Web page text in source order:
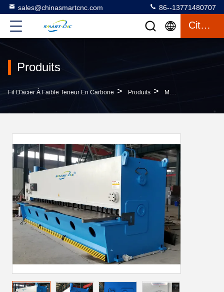
sales@chinasmartcnc.com 86--13771480707
Citation
Produits
Fil D'acier À Faible Teneur En Carbone > Produits > Machine De Cisaillement Hydraulique De Commande Numérique Par Ordinateur